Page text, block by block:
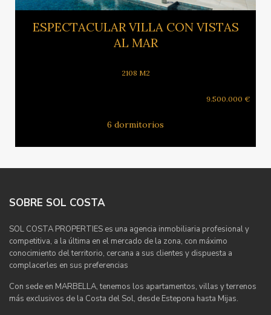
Ver más
ESPECTACULAR VILLA CON VISTAS
AL MAR
2108 M2
9.500.000 €
6 dormitorios
SOBRE SOL COSTA
SOL COSTA PROPERTIES es una agencia inmobiliaria profesional y
competitiva, a la última en el mercado de la zona, con máximo
conocimiento del territorio, cercana a sus clientes y dispuesta a
complacerles en sus preferencias
Con sede en MARBELLA, tenemos los apartamentos, villas y terrenos
más exclusivos de la Costa del Sol, desde Estepona hasta Mijas.